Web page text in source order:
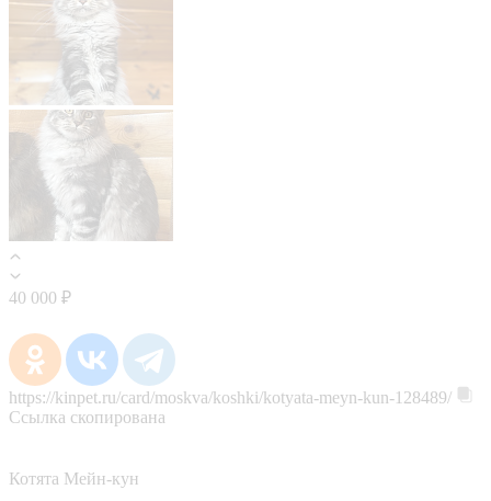
40 000 ₽
https://kinpet.ru/card/moskva/koshki/kotyata-meyn-kun-128489/
Ссылка скопирована
Котята Мейн-кун